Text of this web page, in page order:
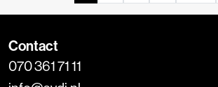
Contact
070 361 71 11